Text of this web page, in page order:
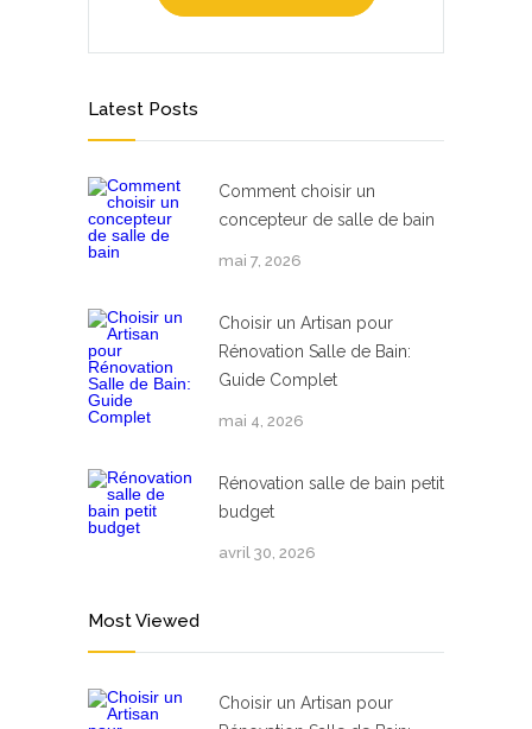
Latest Posts
Comment choisir un
concepteur de salle de bain
mai 7, 2026
Choisir un Artisan pour
Rénovation Salle de Bain:
Guide Complet
mai 4, 2026
Rénovation salle de bain petit
budget
avril 30, 2026
Most Viewed
Choisir un Artisan pour